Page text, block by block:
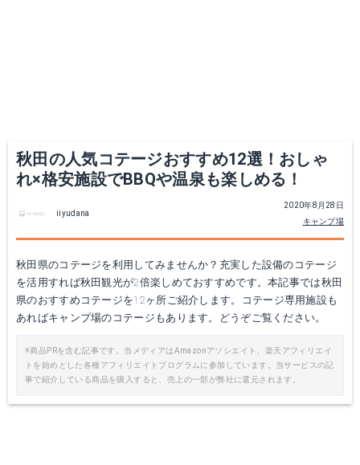
秋田の人気コテージおすすめ12選！おしゃ
れ×格安施設でBBQや温泉も楽しめる！
2020年8月28日
キャンプ場
iiyudana
秋田県のコテージを利用してみませんか？充実した設備のコテージ
を活用すれば秋田観光が2倍楽しめておすすめです。本記事では秋田
県のおすすめコテージを12ヶ所ご紹介します。コテージ専用施設も
あればキャンプ場のコテージもあります。どうぞご覧ください。
※商品PRを含む記事です。当メディアはAmazonアソシエイト、楽天アフィリエイ
トを始めとした各種アフィリエイトプログラムに参加しています。当サービスの記
事で紹介している商品を購入すると、売上の一部が弊社に還元されます。